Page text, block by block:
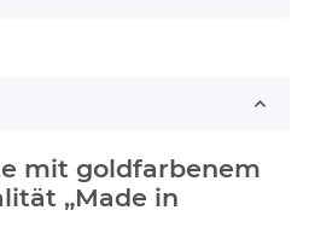
mit goldfarbenem
„Made in